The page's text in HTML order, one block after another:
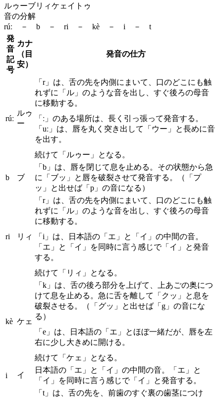
ルゥーブリィケェイトゥ
音の分解
rúː － b － ri － kè － i － t
発
音
記
号
カナ
（目
安）
発音の仕方
rúː
ルゥ
ー
「r」は、舌の先を内側にまいて、口のどこにも触
れずに「ル」のような音を出し、すぐ後ろの母音
に移動する。
「ː」のある場所は、長く引っ張って発音する。
「uː」は、唇を丸く突き出して「ウー」と長めに音
を出す。
続けて「ルゥー」となる。
b ブ
「b」は、唇を閉じて息を止める。その状態から急
に「ブッ」と唇を破裂させて発音する。（「プ
ッ」と出せば「p」の音になる）
ri リィ
「r」は、舌の先を内側にまいて、口のどこにも触
れずに「ル」のような音を出し、すぐ後ろの母音
に移動する。
「i」は、日本語の「エ」と「イ」の中間の音。
「エ」と「イ」を同時に言う感じで「イ」と発音
する。
続けて「リィ」となる。
kè ケェ
「k」は、舌の後ろ部分を上げて、上あごの奥につ
けて息を止める。急に舌を離して「クッ」と息を
破裂させる。（「グッ」と出せば「g」の音にな
る）
「e」は、日本語の「エ」とほぼ一緒だが、唇を左
右に少し大きめに開ける。
続けて「ケェ」となる。
i イ
日本語の「エ」と「イ」の中間の音。「エ」と
「イ」を同時に言う感じで「イ」と発音する。
「t」は、舌の先を、前歯のすぐ裏の歯茎につけ